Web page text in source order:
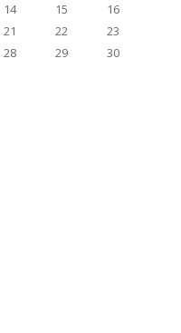
14 15
16
21 22
23
28 29
30